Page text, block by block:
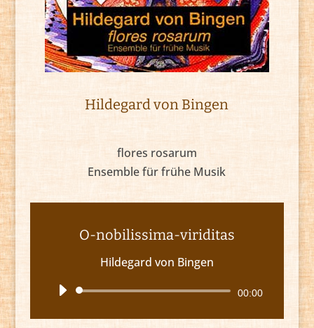
Hildegard von Bingen
flores rosarum
Ensemble für frühe Musik
O-nobilissima-viriditas
Hildegard von Bingen
Audio-
00:00